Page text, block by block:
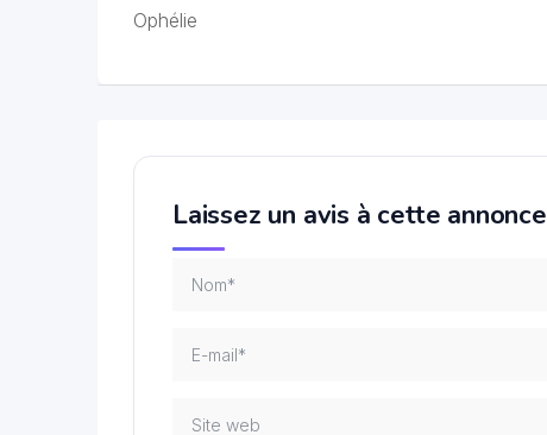
Ophélie
Laissez un avis à cette annonce